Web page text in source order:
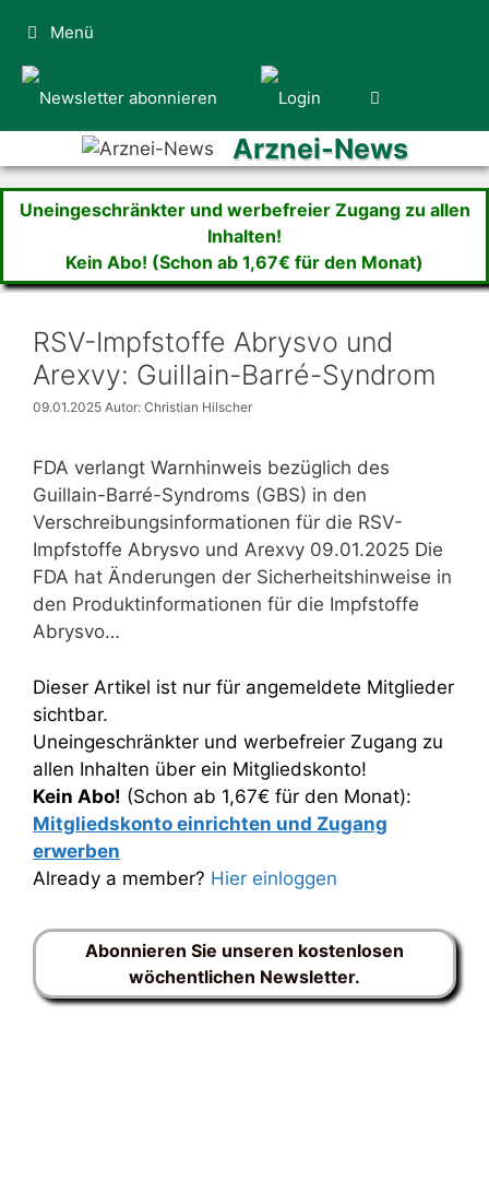
Inhalt
springen
Menü
Arznei-News
Uneingeschränkter und werbefreier Zugang zu allen
Inhalten!
Kein Abo! (Schon ab 1,67€ für den Monat)
RSV-Impfstoffe Abrysvo und
Arexvy: Guillain-Barré-Syndrom
09.01.2025 Autor: Christian Hilscher
FDA verlangt Warnhinweis bezüglich des
Guillain-Barré-Syndroms (GBS) in den
Verschreibungsinformationen für die RSV-
Impfstoffe Abrysvo und Arexvy 09.01.2025 Die
FDA hat Änderungen der Sicherheitshinweise in
den Produktinformationen für die Impfstoffe
Abrysvo…
Dieser Artikel ist nur für angemeldete Mitglieder
sichtbar.
Uneingeschränkter und werbefreier Zugang zu
allen Inhalten über ein Mitgliedskonto!
Kein Abo! (Schon ab 1,67€ für den Monat):
Mitgliedskonto einrichten und Zugang
erwerben
Already a member? Hier einloggen
Abonnieren Sie unseren kostenlosen
wöchentlichen Newsletter.